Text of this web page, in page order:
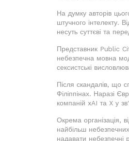
На думку авторів
штучного інтелекту.
несуть суттєві та
Представник Public
небезпечна мовна
сексистські
Після скандалів, що
Філіппінах. Наразі
компаній xAI та X у
Окрема організація,
найбільш небезпечних
надавати небезпечні